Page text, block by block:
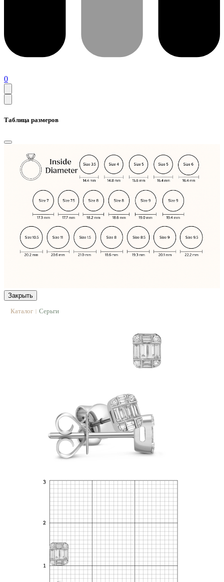
0
Таблица размеров
Закрыть
Каталог | Серьги